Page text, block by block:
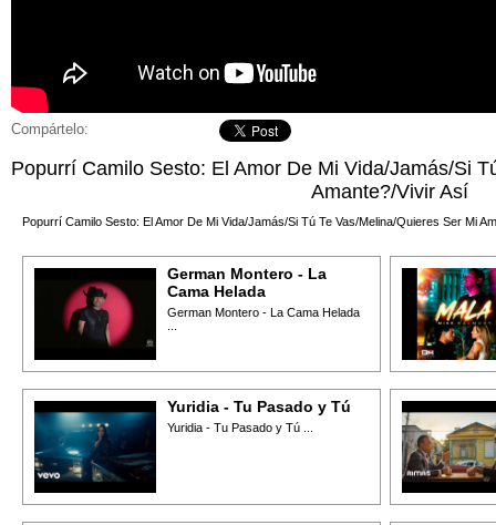
Compártelo:
Popurrí Camilo Sesto: El Amor De Mi Vida/Jamás/Si
Amante?/Vivir Así
Popurrí Camilo Sesto: El Amor De Mi Vida/Jamás/Si Tú Te Vas/Melina/Quieres Ser Mi
German Montero - La
Cama Helada
German Montero - La Cama Helada
Yuridia - Tu Pasado y Tú
Yuridia - Tu Pasado y Tú ...